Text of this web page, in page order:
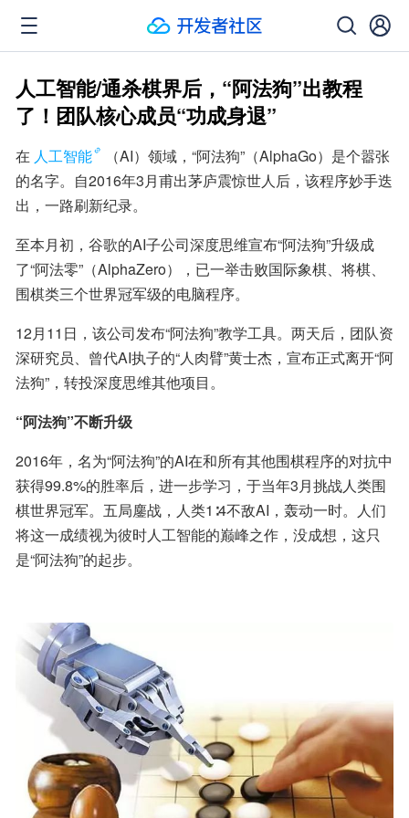
人工智能/通杀棋界后，“阿法狗”出教程
了！团队核心成员“功成身退”
在 人工智能
（AI）领域，“阿法狗”（AlphaGo）是个嚣张
的名字。自2016年3月甫出茅庐震惊世人后，该程序妙手迭
出，一路刷新纪录。
至本月初，谷歌的AI子公司深度思维宣布“阿法狗”升级成
了“阿法零”（AlphaZero），已一举击败国际象棋、将棋、
围棋类三个世界冠军级的电脑程序。
12月11日，该公司发布“阿法狗”教学工具。两天后，团队资
深研究员、曾代AI执子的“人肉臂”黄士杰，宣布正式离开“阿
法狗”，转投深度思维其他项目。
“阿法狗”不断升级
2016年，名为“阿法狗”的AI在和所有其他围棋程序的对抗中
获得99.8%的胜率后，进一步学习，于当年3月挑战人类围
棋世界冠军。五局鏖战，人类1∶4不敌AI，轰动一时。人们
将这一成绩视为彼时人工智能的巅峰之作，没成想，这只
是“阿法狗”的起步。